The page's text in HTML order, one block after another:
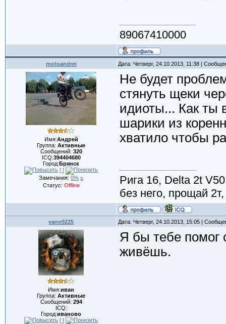
89067410000
motoandrei Дата: Четверг, 24.10.2013, 11:38 |
Имя:Андрей
Группа:Активные
Сообщений: 320
ICQ:394404680
Город:Брянск
[ ]
Замечания:0% ±
Статус: Offline
Не будет
стянуть щеки
идиоты... Как ты
шарики из
хватило чтобы
Рига 16, Delta 2t
без него, прощай
vano0225 Дата: Четверг, 24.10.2013, 15:05 |
Имя:иван
Группа:Активные
Сообщений: 294
ICQ:
Город:иваново
[ ]
Я бы тебе помог
живёшь.